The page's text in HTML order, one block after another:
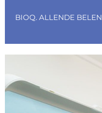
BIOQ. ALLENDE BELEN